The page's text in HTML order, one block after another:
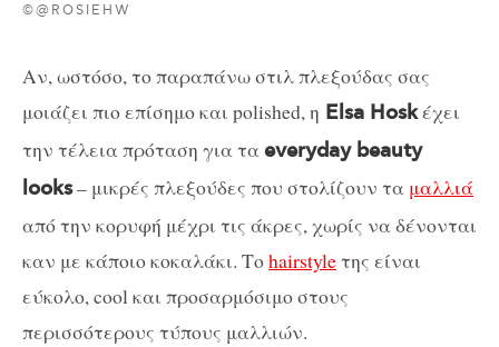
©@ROSIEHW
Αν, ωστόσο, το παραπάνω στιλ πλεξούδας σας
μοιάζει πιο επίσημο και polished, η Elsa Hoskέχει
την τέλεια πρόταση για ταeveryday beauty
looks– μικρές πλεξούδες που στολίζουν τα μαλλιά
από την κορυφή μέχρι τις άκρες, χωρίς να δένονται
καν με κάποιο κοκαλάκι. Τοhairstyleτης είναι
εύκολο, cool και προσαρμόσιμο στους
περισσότερους τύπους μαλλιών.